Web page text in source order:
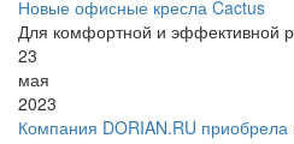
Новые офисные кресла Cactus
Для комфортной и эффективной
23
мая
2023
Компания DORIAN.RU